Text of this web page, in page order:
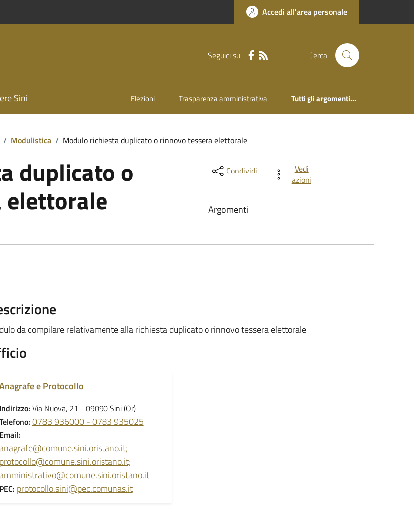
Accedi all'area personale
Seguici su Cerca
Sini Elezioni Trasparenza amministrativa Tutti gli argomenti...
/ Modulistica / Modulo richiesta duplicato o rinnovo tessera elettorale
duplicato o
elettorale
Condividi
Vedi
azioni
Argomenti
da compilare relativamente alla richiesta duplicato o rinnovo tessera elettorale
Anagrafe e Protocollo
Indirizzo: Via Nuova, 21 - 09090 Sini (Or)
Telefono: 0783 936000 - 0783 935025
Email:
anagrafe@comune.sini.oristano.it;
protocollo@comune.sini.oristano.it;
amministrativo@comune.sini.oristano.it
PEC: protocollo.sini@pec.comunas.it